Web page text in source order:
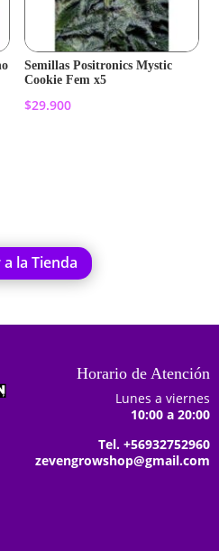
Semillas Positronics Mystic
Cookie Fem x5
$29.900
la Tienda
Horario de Atención
Lunes a viernes
10:00 a 20:00
Tel. +56932752960
zevengrowshop@gmail.com